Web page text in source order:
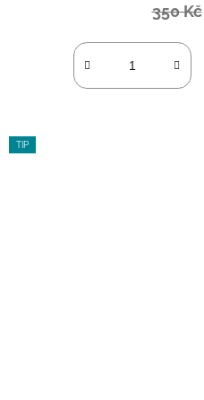
350 Kč
TIP